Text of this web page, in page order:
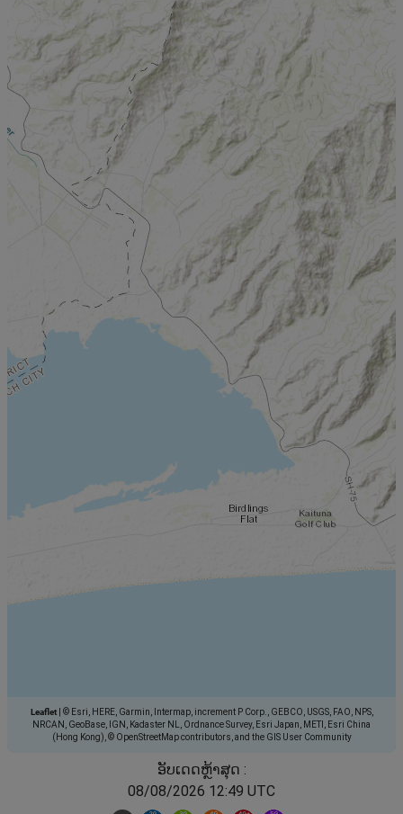
Leaflet
© Esri, HERE, Garmin, Intermap, increment P Corp., GEBCO, USGS, FAO, NPS,
NRCAN, GeoBase, IGN, Kadaster NL, Ordnance Survey, Esri Japan, METI, Esri China
(Hong Kong), © OpenStreetMap contributors, and the GIS User Community
ອັບເດດຫຼ້າສຸດ :
08/08/2026 12:49 UTC